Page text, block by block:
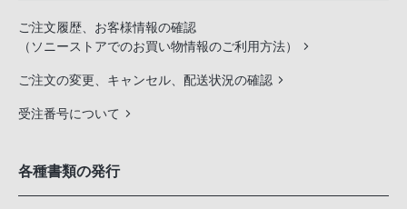
ご注文履歴、お客様情報の確認
（ソニーストアでのお買い物情報のご利用方法）
ご注文の変更、キャンセル、配送状況の確認
受注番号について
各種書類の発行